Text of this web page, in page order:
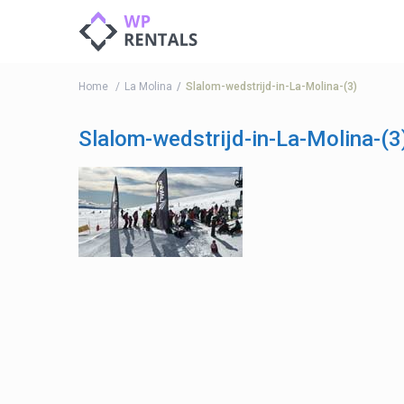
Home La Molina Slalom-wedstrijd-in-La-Molina-(3)
Slalom-wedstrijd-in-La-Molina-